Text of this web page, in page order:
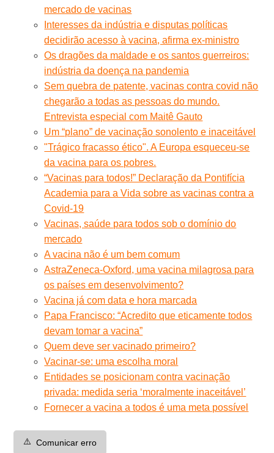
mercado de vacinas
Interesses da indústria e disputas políticas
decidirão acesso à vacina, afirma ex-ministro
Os dragões da maldade e os santos guerreiros:
indústria da doença na pandemia
Sem quebra de patente, vacinas contra covid não
chegarão a todas as pessoas do mundo.
Entrevista especial com Maitê Gauto
Um “plano” de vacinação sonolento e inaceitável
"Trágico fracasso ético". A Europa esqueceu-se
da vacina para os pobres.
“Vacinas para todos!” Declaração da Pontifícia
Academia para a Vida sobre as vacinas contra a
Covid-19
Vacinas, saúde para todos sob o domínio do
mercado
A vacina não é um bem comum
AstraZeneca-Oxford, uma vacina milagrosa para
os países em desenvolvimento?
Vacina já com data e hora marcada
Papa Francisco: “Acredito que eticamente todos
devam tomar a vacina”
Quem deve ser vacinado primeiro?
Vacinar-se: uma escolha moral
Entidades se posicionam contra vacinação
privada: medida seria ‘moralmente inaceitável’
Fornecer a vacina a todos é uma meta possível
⚠️ Comunicar erro